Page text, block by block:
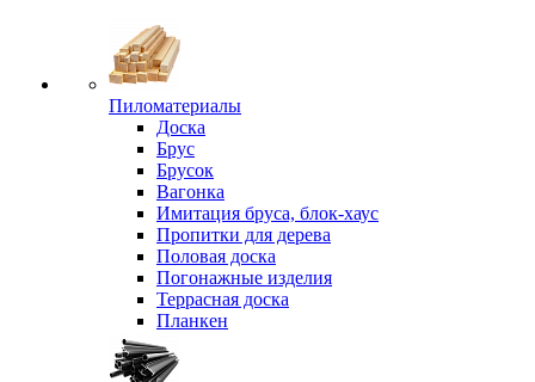
Пиломатериалы
Доска
Брус
Брусок
Вагонка
Имитация бруса, блок-хаус
Пропитки для дерева
Половая доска
Погонажные изделия
Террасная доска
Планкен